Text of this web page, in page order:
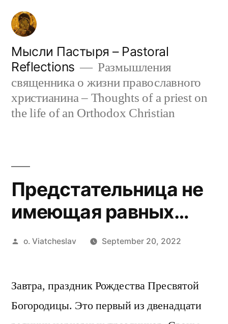
Skip
content
Мысли Пастыря – Pastoral
Reflections
Размышления
священника о жизни православного
христианина – Thoughts of a priest on
the life of an Orthodox Christian
Предстательница не
имеющая равных…
Posted
o. Viatcheslav September 20, 2022
Завтра, праздник Рождества Пресвятой
Богородицы. Это первый из двенадцати